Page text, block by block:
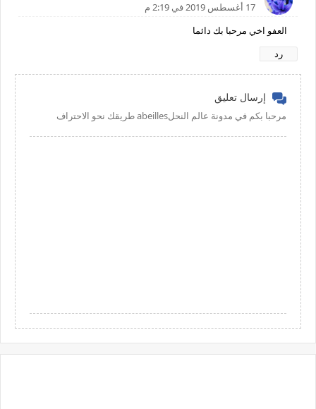
17 أغسطس 2019 في 2:19 م
العفو اخي مرحبا بك دائما
رد
إرسال تعليق
مرحبا بكم في مدونة عالم النحلabeilles طريقك نحو الاحتراف